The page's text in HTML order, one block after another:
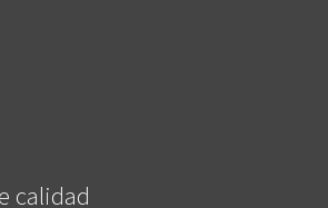
calidad‎